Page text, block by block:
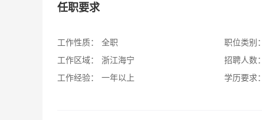
任职要求
工作性质：
全职
工作区域：
浙江海宁
工作经验：
一年以上
职位类别：
招聘人数：
学历要求：